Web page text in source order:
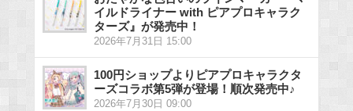
イルドライナー with ピアプロキャラク
ターズ』が発売中！
2026年7月31日 15:00
100円ショップよりピアプロキャラクタ
ーズコラボ第5弾が登場！順次発売中♪
2026年7月30日 09:00